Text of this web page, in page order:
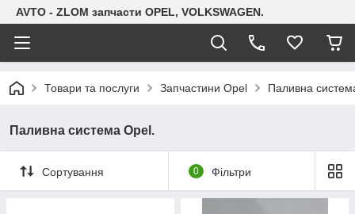
AVTO - ZLOM запчасти OPEL, VOLKSWAGEN.
Товари та послуги Запчастини Opel Паливна
Паливна система Opel.
Сортування 0 Фільтри